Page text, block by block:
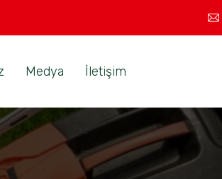
Medya İletişim